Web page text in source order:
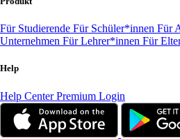
Für Studierende Für Schüler*innen Für
Unternehmen Für Lehrer*innen Für
Help
Help CenterPremium Login